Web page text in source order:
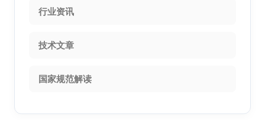
行业资讯
技术文章
国家规范解读